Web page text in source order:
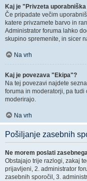
Kaj je "Privzeta
Če pripadate večim
katere privzamete barvo in
Administrator foruma lahko
skupino spremenite, in sicer
Na vrh
Kaj je povezava "Ekipa"?
Na tej povezavi najdete
foruma in moderatorji, pa tudi
moderirajo.
Na vrh
Pošiljanje zasebnih
Ne morem poslati
Obstajajo trije razlogi, zakaj
prijavljeni, 2. administrator
zasebnih sporočil, 3.